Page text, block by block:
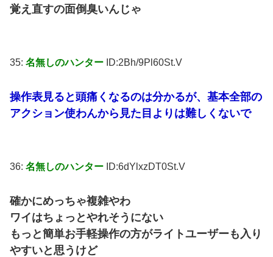
覚え直すの面倒臭いんじゃ
35: 名無しのハンター ID:2Bh/9Pl60St.V
操作表見ると頭痛くなるのは分かるが、基本全部の
アクション使わんから見た目よりは難しくないで
36: 名無しのハンター ID:6dYlxzDT0St.V
確かにめっちゃ複雑やわ
ワイはちょっとやれそうにない
もっと簡単お手軽操作の方がライトユーザーも入り
やすいと思うけど